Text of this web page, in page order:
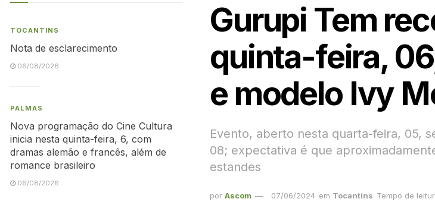
Gurupi Tem
quinta-feira,
e modelo Ivy
Evento, aberto nesta quarta-feira, 05,
08; expectativa é que
estandes
por Ascom 07/06/2024 em Tocantins Tempo de
TOCANTINS
Nota de esclarecimento
06/08/2026
PALMAS
Nova programação do Cine Cultura
inicia nesta quinta-feira, 6, com
dramas alemão e francês, além de
romance brasileiro
06/08/2026